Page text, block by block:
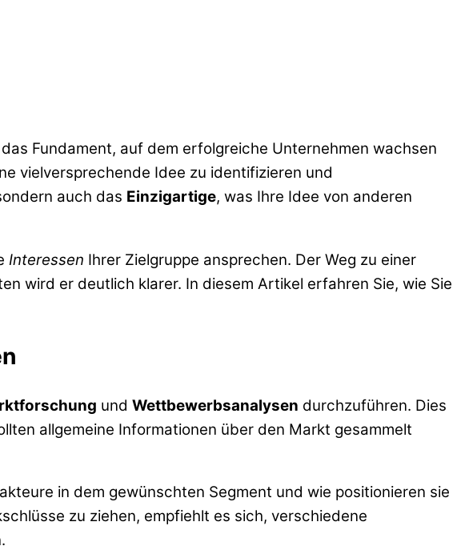
Fundament, auf dem erfolgreiche Unternehmen wachsen
vielversprechende Idee zu identifizieren und
auch das Einzigartige, was Ihre Idee von anderen
Interessen Ihrer Zielgruppe ansprechen. Der Weg zu einer
wird er deutlich klarer. In diesem Artikel erfahren Sie, wie Sie
und Wettbewerbsanalysen durchzuführen. Dies
allgemeine Informationen über den Markt gesammelt
in dem gewünschten Segment und wie positionieren sie
zu ziehen, empfiehlt es sich, verschiedene